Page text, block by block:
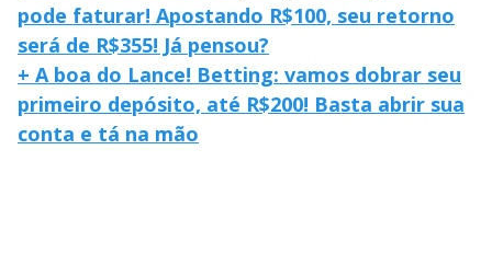
pode faturar! Apostando R$100, seu retorno
será de R$355! Já pensou?
+ A boa do Lance! Betting: vamos dobrar seu
primeiro depósito, até R$200! Basta abrir sua
conta e tá na mão